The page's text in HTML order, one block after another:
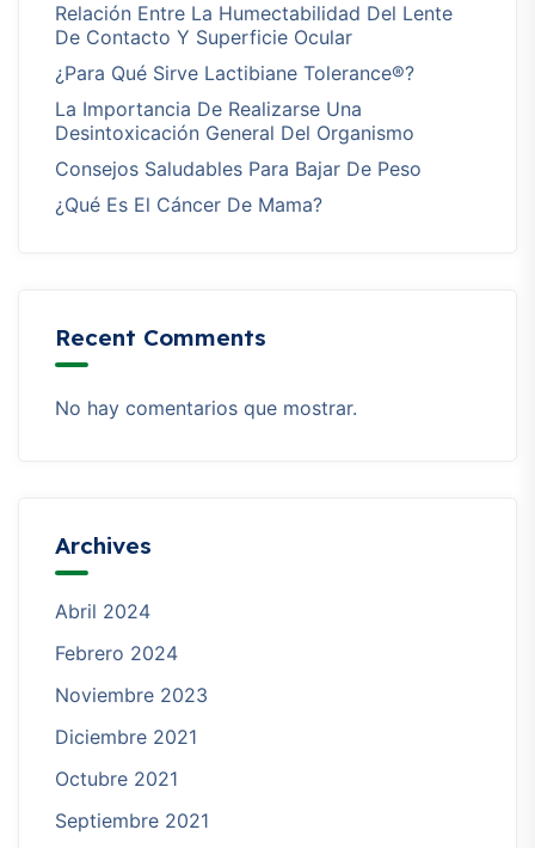
Relación Entre La Humectabilidad Del Lente
De Contacto Y Superficie Ocular
¿Para Qué Sirve Lactibiane Tolerance®?
La Importancia De Realizarse Una
Desintoxicación General Del Organismo
Consejos Saludables Para Bajar De Peso
¿Qué Es El Cáncer De Mama?
Recent Comments
No hay comentarios que mostrar.
Archives
Abril 2024
Febrero 2024
Noviembre 2023
Diciembre 2021
Octubre 2021
Septiembre 2021